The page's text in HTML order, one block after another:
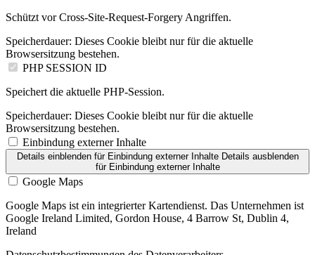
Schützt vor Cross-Site-Request-Forgery Angriffen.
Speicherdauer: Dieses Cookie bleibt nur für die aktuelle
Browsersitzung bestehen.
PHP SESSION ID
Speichert die aktuelle PHP-Session.
Speicherdauer: Dieses Cookie bleibt nur für die aktuelle
Browsersitzung bestehen.
Einbindung externer Inhalte
Details einblendenfür Einbindung externer Inhalte Details ausblenden
für Einbindung externer Inhalte
Google Maps
Google Maps ist ein integrierter Kartendienst. Das Unternehmen ist
Google Ireland Limited, Gordon House, 4 Barrow St, Dublin 4,
Ireland